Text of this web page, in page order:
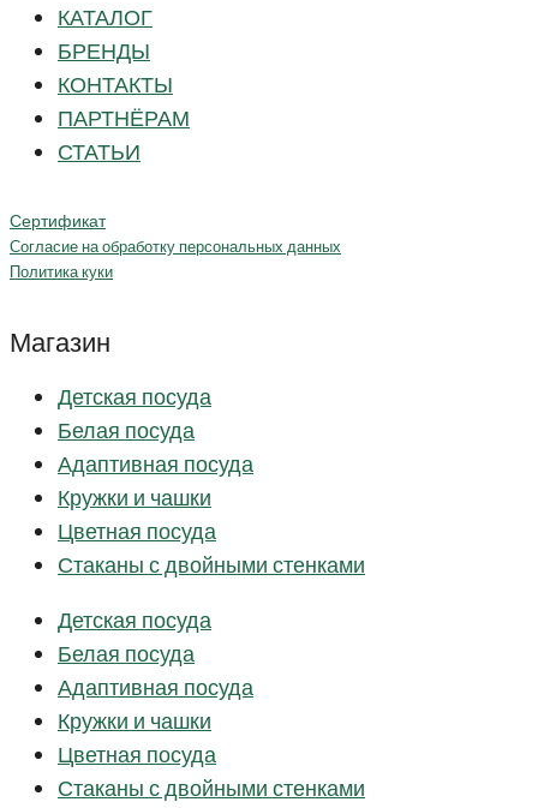
КАТАЛОГ
БРЕНДЫ
КОНТАКТЫ
ПАРТНЁРАМ
СТАТЬИ
Сертификат
Согласие на обработку персональных данных
Политика куки
Магазин
Детская посуда
Белая посуда
Адаптивная посуда
Кружки и чашки
Цветная посуда
Стаканы с двойными стенками
Детская посуда
Белая посуда
Адаптивная посуда
Кружки и чашки
Цветная посуда
Стаканы с двойными стенками